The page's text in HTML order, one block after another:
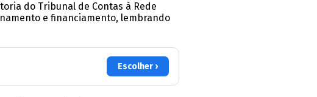
do Tribunal de Contas à Rede
e financiamento, lembrando
Escolher ›